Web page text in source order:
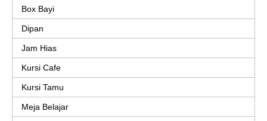
Box Bayi
Dipan
Jam Hias
Kursi Cafe
Kursi Tamu
Meja Belajar